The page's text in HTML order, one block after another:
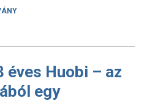
éves Huobi – az
egy